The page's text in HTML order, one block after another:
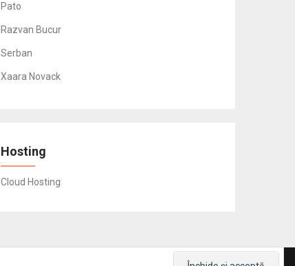
Pato
Razvan Bucur
Serban
Xaara Novack
Hosting
Cloud Hosting